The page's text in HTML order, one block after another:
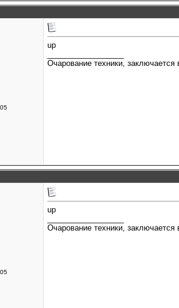
up
Очарование техники,
up
Очарование техники,